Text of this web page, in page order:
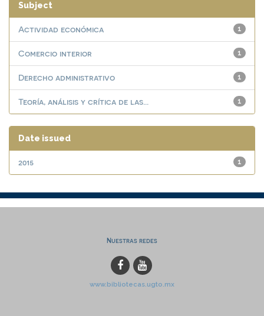
Subject
1
Actividad económica
1
Comercio interior
1
Derecho administrativo
1
Teoría, análisis y crítica de las...
Date issued
1
2015
Nuestras redes
www.bibliotecas.ugto.mx